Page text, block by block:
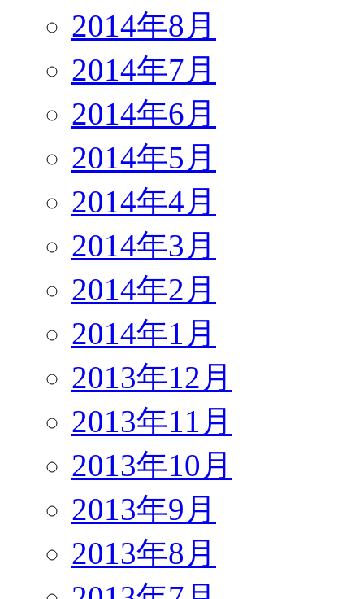
2014年8月
2014年7月
2014年6月
2014年5月
2014年4月
2014年3月
2014年2月
2014年1月
2013年12月
2013年11月
2013年10月
2013年9月
2013年8月